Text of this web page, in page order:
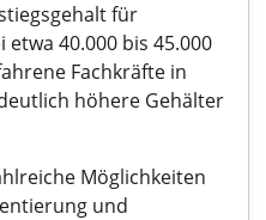
für
40.000 bis 45.000
Fachkräfte in
höhere Gehälter
Möglichkeiten
und